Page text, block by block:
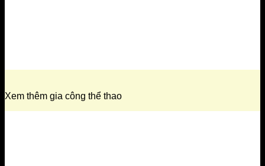
Xem thêm gia công thể thao